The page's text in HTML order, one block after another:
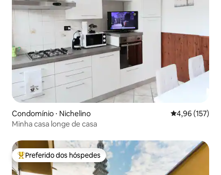
Condomínio ⋅ Nichelino 4,96 de uma
4,96 (157)
Minha casa longe de casa
Entre os melhores preferidos dos hóspedes
Preferido dos hóspedes